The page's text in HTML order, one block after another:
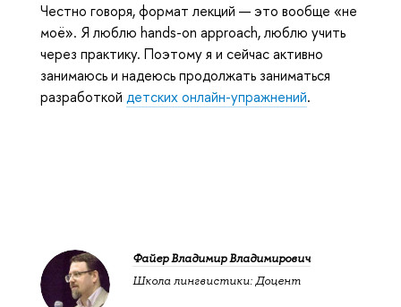
Честно говоря, формат лекций — это вообще «не
моё». Я люблю hands-on approach, люблю учить
через практику. Поэтому я и сейчас активно
занимаюсь и надеюсь продолжать заниматься
разработкой детских онлайн-упражнений.
Файер Владимир Владимирович
Школа лингвистики: Доцент